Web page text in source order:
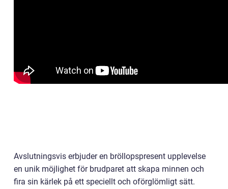
Avslutningsvis erbjuder en bröllopspresent upplevelse
en unik möjlighet för brudparet att skapa minnen och
fira sin kärlek på ett speciellt och oförglömligt sätt.